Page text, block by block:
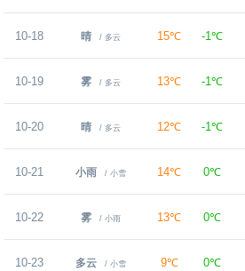
10-18 晴 / 多云 15℃ -1℃
10-19 雾 / 多云 13℃ -1℃
10-20 晴 / 多云 12℃ -1℃
10-21 小雨 / 小雪 14℃ 0℃
10-22 雾 / 小雨 13℃ 0℃
10-23 多云 / 小雪 9℃ 0℃